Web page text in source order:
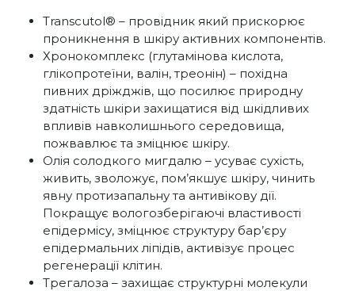
Transcutol® – провідник який прискорює
проникнення в шкіру активних компонентів.
Хронокомплекс (глутамінова кислота,
глікопротеїни, валін, треонін) – похідна
пивних дріжджів, що посилює природну
здатність шкіри захищатися від шкідливих
впливів навколишнього середовища,
пожвавлює та зміцнює шкіру.
Олія солодкого мигдалю – усуває сухість,
живить, зволожує, пом’якшує шкіру, чинить
явну протизапальну та антивікову дії.
Покращує вологозберігаючі властивості
епідермісу, зміцнює структуру бар’єру
епідермальних ліпідів, активізує процес
регенерації клітин.
Трегалоза – захищає структурні молекули